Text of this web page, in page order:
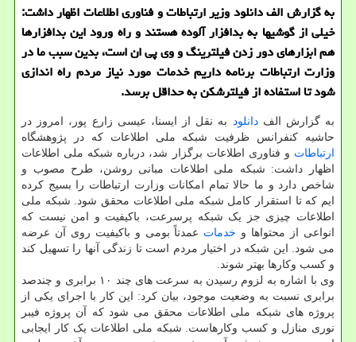
به گزارش الف دانلود وزیر ارتباطات و فناوری اطلاعات اظهار داشت:
خیلی از گوشیها به بدافزار آلوده هستند و راه ورود این بدافزارها
هم ابزارهای دور زدن فیلترینگ و وی پی ان است، بدین سبب ما در
وزارت ارتباطات برنامه داریم خدمات مورد نیاز مردم راه اندازی
شود تا استفاده از فیلترشکن به حداقل برسد.
به گزارش الفدانلود به نقل از ایسنا، عیسی زارع پور، امروز در
حاشیه کنفرانس ظرفیت شبکه ملی اطلاعات که در پژوهشگاه
ارتباطات و فناوری اطلاعات برگزار شد، درباره شبکه ملی اطلاعات
اظهار داشت: شبکه ملی اطلاعات مبانی روشن، طرح مصوب و
شاخص دارد و ما حالا تمام امکانات وزارت ارتباطات را بسیج کرده
ایم که تا استقرار کامل شبکه ملی اطلاعات محقق شود. شبکه ملی
اطلاعات چیزی جز یک شبکه پرسرعت، باکیفیت و امن نیست که
انواعی از محتواها و خدمات عمدتاً بومی و باکیفیت روی آن عرضه
می شود. این شبکه در اختیار مردم است تا زندگی آنها را تسهیل کند
و کسب وکارها بهتر شوند.
وی با اشاره به لزوم رسیدن به سرعت های چند ۱۰ برابری و چندصد
برابری نسبت به وضعیت موجود، بیان کرد: این کار با اجرای یکی از
پروژه های شبکه ملی اطلاعات محقق می شود که آن پروژه فیبر
نوری منازل و کسب وکارهاست. شبکه ملی اطلاعات یک کار ایجابی